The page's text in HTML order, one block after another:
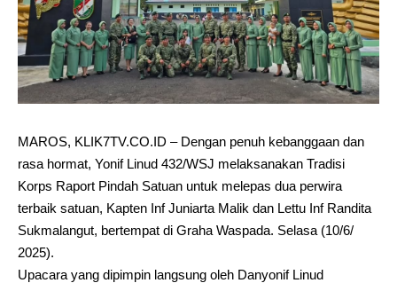
MAROS, KLIK7TV.CO.ID – Dengan penuh kebanggaan dan
rasa hormat, Yonif Linud 432/WSJ melaksanakan Tradisi
Korps Raport Pindah Satuan untuk melepas dua perwira
terbaik satuan, Kapten Inf Juniarta Malik dan Lettu Inf Randita
Sukmalangut, bertempat di Graha Waspada. Selasa (10/6/
2025).
Upacara yang dipimpin langsung oleh Danyonif Linud